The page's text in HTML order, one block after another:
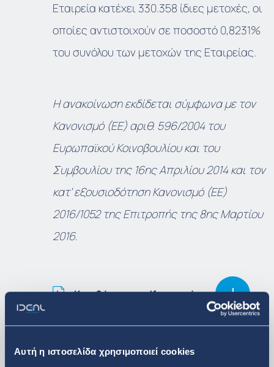
Αυτή η ιστοσελίδα χρησιμοποιεί cookies
Εταιρεία κατέχει 330.358 ίδιες μετοχές, οι
οποίες αντιστοιχούν σε ποσοστό 0,8231%
του συνόλου των μετοχών της Εταιρείας.
Η ανακοίνωση εκδίδεται σύμφωνα με τον
Κανονισμό (ΕΕ) αριθ. 596/2004 του
Ευρωπαϊκού Κοινοβουλίου και του
Συμβουλίου της 16ηςΑπριλίου 2014 και τον
κατ’ εξουσιοδότηση Κανονισμό (ΕΕ)
2016/1052 της Επιτροπής της 8ηςΜαρτίου
2016.
Κατεβάστε το pdf με το νέο